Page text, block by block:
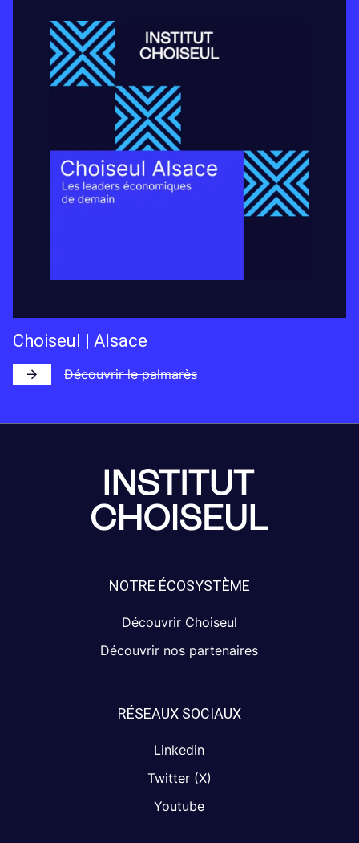
Choiseul | Alsace
Découvrir le palmarès
NOTRE ÉCOSYSTÈME
Découvrir Choiseul
Découvrir nos partenaires
RÉSEAUX SOCIAUX
Linkedin
Twitter (X)
Youtube